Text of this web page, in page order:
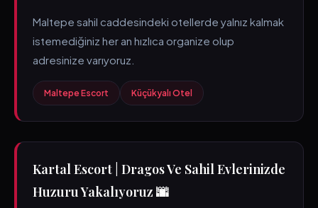
Maltepe sahil caddesindeki otellerde yalnız kalmak
istemediğiniz her an hızlıca organize olup
adresinize varıyoruz.
Maltepe Escort Küçükyalı Otel
Kartal Escort | Dragos Ve Sahil Evlerinizde
Huzuru Yakalıyoruz 🌆